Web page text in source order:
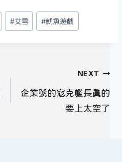
#艾雪 #魷魚遊戲
NEXT
企業號的寇克艦長真的
要上太空了